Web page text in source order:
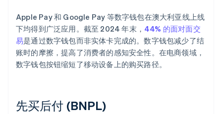
Apple Pay 和 Google Pay 等数字钱包在澳大利亚线上线
下均得到广泛应用。截至 2024 年末， 44% 的面对面交
易是通过数字钱包而非实体卡完成的。数字钱包减少了结
账时的摩擦，提高了消费者的感知安全性。在电商领域，
数字钱包按钮缩短了移动设备上的购买路径。
先买后付 (BNPL)